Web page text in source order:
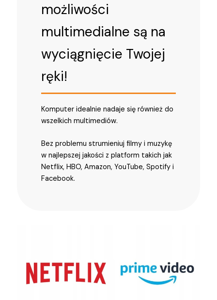
możliwości
multimedialne są na
wyciągnięcie Twojej
ręki!
Komputer idealnie nadaje się również do
wszelkich multimediów.
Bez problemu strumieniuj filmy i muzykę
w najlepszej jakości z platform takich jak
Netflix, HBO, Amazon, YouTube, Spotify i
Facebook.